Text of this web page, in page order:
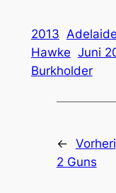
2013
Hawke Juni
Burkholder
←
2 Guns